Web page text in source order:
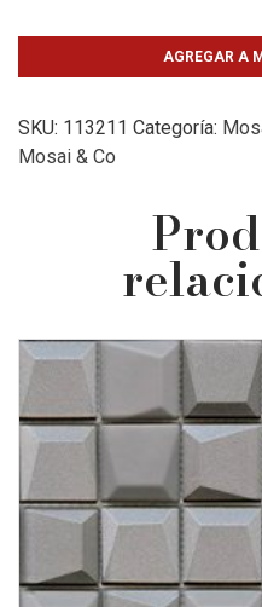
AGREGAR A
SKU: 113211 Categoría:
Mosai & Co